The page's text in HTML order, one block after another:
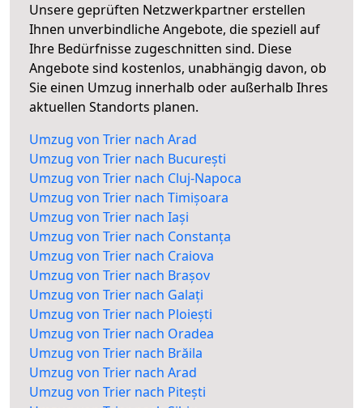
Unsere geprüften Netzwerkpartner erstellen
Ihnen unverbindliche Angebote, die speziell auf
Ihre Bedürfnisse zugeschnitten sind. Diese
Angebote sind kostenlos, unabhängig davon, ob
Sie einen Umzug innerhalb oder außerhalb Ihres
aktuellen Standorts planen.
Umzug von Trier nach Arad
Umzug von Trier nach București
Umzug von Trier nach Cluj-Napoca
Umzug von Trier nach Timișoara
Umzug von Trier nach Iași
Umzug von Trier nach Constanța
Umzug von Trier nach Craiova
Umzug von Trier nach Brașov
Umzug von Trier nach Galați
Umzug von Trier nach Ploiești
Umzug von Trier nach Oradea
Umzug von Trier nach Brăila
Umzug von Trier nach Arad
Umzug von Trier nach Pitești